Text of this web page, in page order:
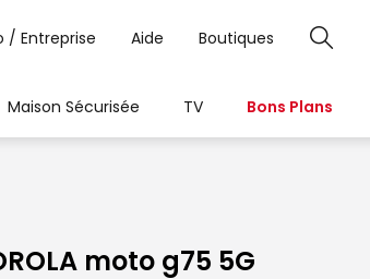
/ Entreprise Aide Boutiques
Maison Sécurisée TV Bons Plans
moto g75 5G